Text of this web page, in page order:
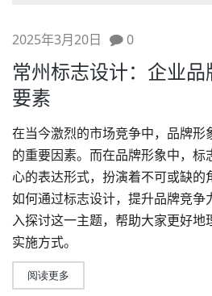
2025年3月20日 0
常州标志设计：企业
要素
在当今激烈的市场竞争中， 品牌形
的重要因素。而在品牌形象中， 标
心的表达形式，扮演着不可或缺的
如何通过标志设计，提升品牌竞争
入探讨这一主题，帮助大家更好地
实施方式。
阅读更多